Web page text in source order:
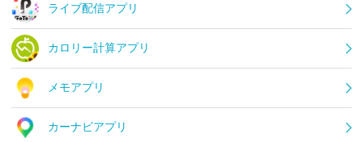
ライブ配信アプリ
カロリー計算アプリ
メモアプリ
カーナビアプリ